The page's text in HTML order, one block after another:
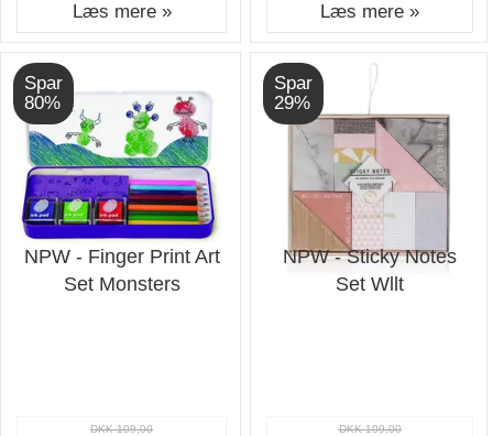
Læs mere » Læs mere »
Spar
80%
NPW - Finger Print Art
Set Monsters
DKK 109,00
Spar
29%
NPW - Sticky Notes
Set Wllt
DKK 109,00